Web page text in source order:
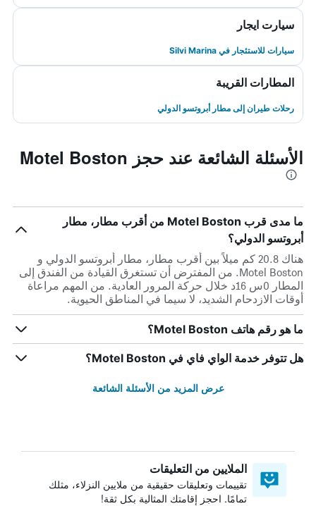
سيارت ايجار
سيارات للاستئجار في Silvi Marina
المطارات القريبة
رحلات طيران إلى مطار أبروتسو الدولي
الأسئلة الشائعة عند حجز Motel Boston
ما مدى قرب Motel Boston من أقرب مطار، مطار
أبروتسو الدولي؟
هناك 20.8 كم ميلاً بين أقرب مطار، مطار أبروتسو الدولي و
Motel Boston. من المفترض أن تستغرق القيادة من الفندق إلى
المطار 0س 16د خلال حركة المرور العادية. من المهم مراعاة
أوقات الازدحام الشديد، لا سيما في المناطق الحيوية.
ما هو رقم هاتف Motel Boston؟
هل تتوفر خدمة الواي فاي في Motel Boston؟
عرض المزيد من الأسئلة الشائعة
الملايين من التعليقات
تقييمات وتعليقات حقيقية من ملايين النزلاء، مثلك
تمامًا. احجز إقامتك المثالية بكل ثقة!